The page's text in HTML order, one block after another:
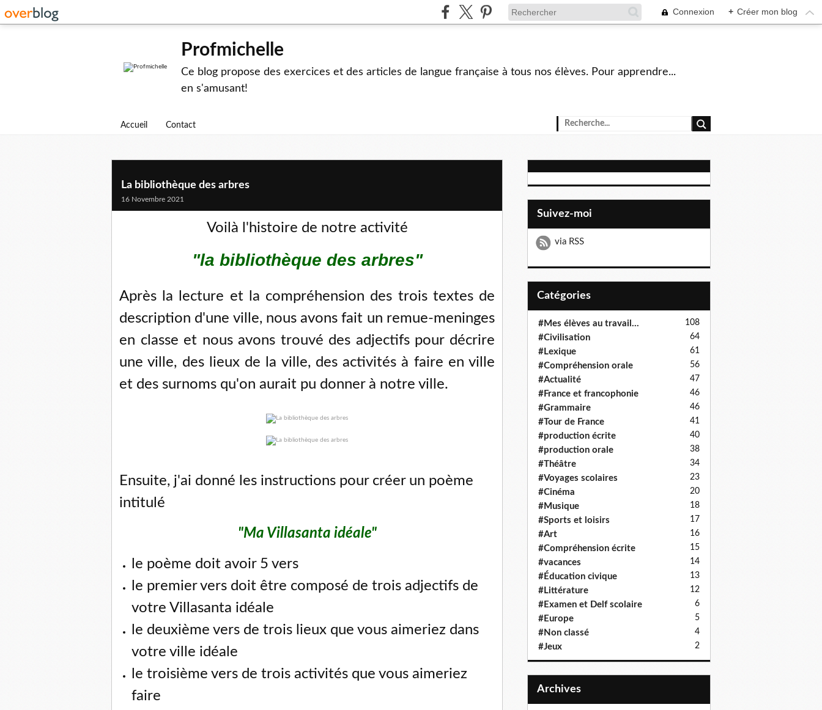
Connexion + Créer mon blog
Profmichelle
Ce blog propose des exercices et des articles de langue française à tous nos élèves. Pour apprendre...
en s'amusant!
Accueil Contact
La bibliothèque des arbres
16 Novembre 2021
Voilà l'histoire de notre activité
"la bibliothèque des arbres"
Après la lecture et la compréhension des trois textes de
description d'une ville, nous avons fait un remue-meninges
en classe et nous avons trouvé des adjectifs pour décrire
une ville, des lieux de la ville, des activités à faire en ville
et des surnoms qu'on aurait pu donner à notre ville.
Ensuite, j'ai donné les instructions pour créer un poème
intitulé
"Ma Villasanta idéale"
le poème doit avoir 5 vers
le premier vers doit être composé de trois adjectifs de
votre Villasanta idéale
le deuxième vers de trois lieux que vous aimeriez dans
votre ville idéale
le troisième vers de trois activités que vous aimeriez
faire
Suivez-moi
via RSS
Catégories
#Mes élèves au travail... 108
#Civilisation 64
#Lexique 61
#Compréhension orale 56
#Actualité 47
#France et francophonie 46
#Grammaire 46
#Tour de France 41
#production écrite 40
#production orale 38
#Théâtre 34
#Voyages scolaires 23
#Cinéma 20
#Musique 18
#Sports et loisirs 17
#Art 16
#Compréhension écrite 15
#vacances 14
#Éducation civique 13
#Littérature 12
#Examen et Delf scolaire 6
#Europe 5
#Non classé 4
#Jeux 2
Archives